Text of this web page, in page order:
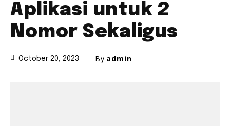
Aplikasi untuk 2
Nomor Sekaligus
October 20, 2023 By admin